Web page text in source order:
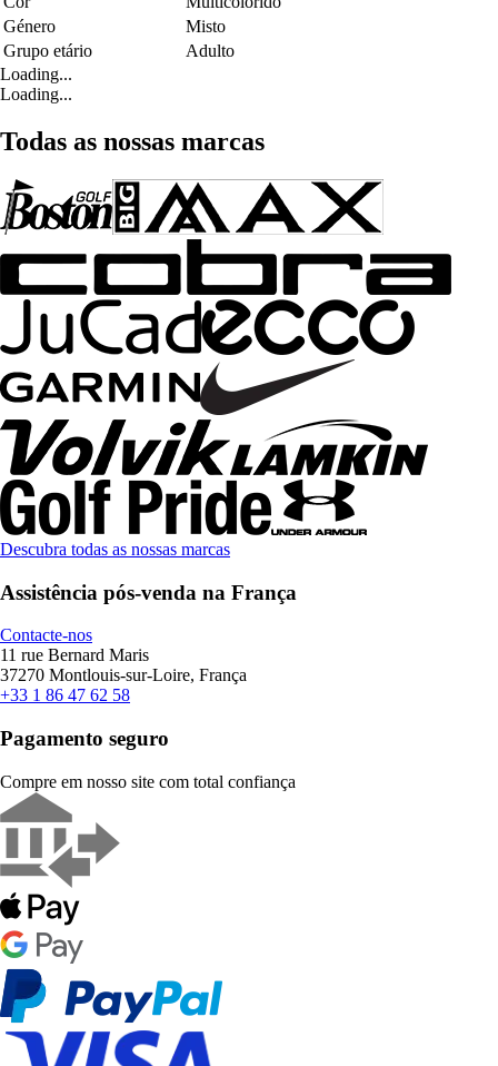
Género
Misto
Grupo etário
Adulto
Loading...
Loading...
Todas as nossas marcas
Descubra todas as nossas marcas
Assistência pós-venda na França
Contacte-nos
11 rue Bernard Maris
37270 Montlouis-sur-Loire, França
+33 1 86 47 62 58
Pagamento seguro
Compre em nosso site com total confiança